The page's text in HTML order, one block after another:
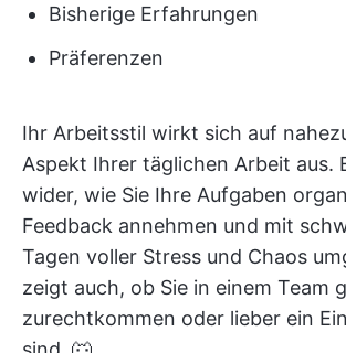
Bisherige Erfahrungen
Präferenzen
Ihr Arbeitsstil wirkt sich auf
Aspekt Ihrer täglichen Arbeit aus.
wider, wie Sie Ihre Aufgaben
Feedback annehmen und mit
Tagen voller Stress und Chaos
zeigt auch, ob Sie in einem Team
zurechtkommen oder lieber ein